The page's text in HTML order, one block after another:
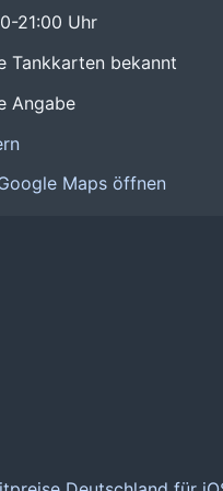
21:00 Uhr
Tankkarten bekannt
Angabe
Maps öffnen